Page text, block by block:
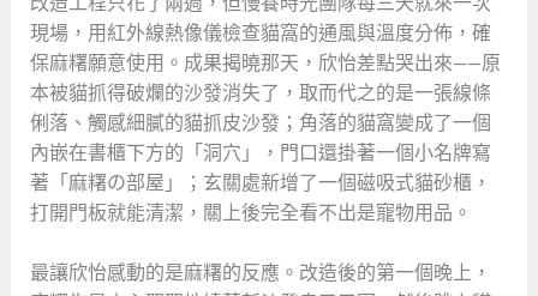
現場，用紅外線熱像儀檢查貓窩的通風與溫度分佈，確
保麻糬願意使用。成果揭曉那天，欣怡差點哭出來——原
本被貓抓得破爛的沙發消失了，取而代之的是一張線條
俐落、觸感細膩的貓抓皮沙發；角落的貓窩變成了一個
內嵌在書櫃下方的「洞穴」，門口還掛著一個小名牌寫
著「麻糬の部屋」；玄關處新增了一個磁吸式貓砂櫃，
打開門板就能清潔，關上後完全看不出是寵物用品。
最讓欣怡感動的是麻糬的反應。改造後的第一個晚上，